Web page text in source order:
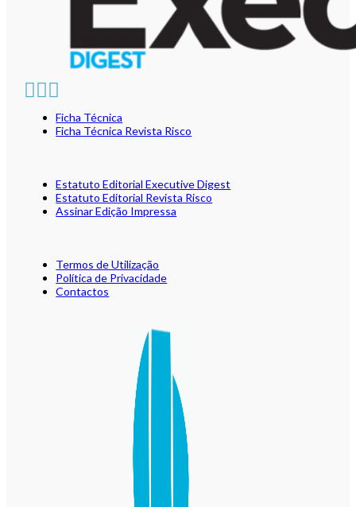
Ficha Técnica
Ficha Técnica Revista Risco
Estatuto Editorial Executive Digest
Estatuto Editorial Revista Risco
Assinar Edição Impressa
Termos de Utilização
Política de Privacidade
Contactos